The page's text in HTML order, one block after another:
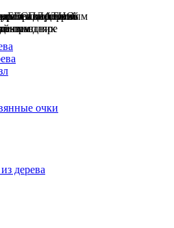
БЕСПЛАТНО
с гравировкой
дерево
экземпляре
влюблённым
праздник
без диоптрий
очки
дерева